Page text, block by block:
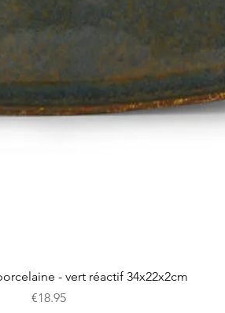
Quick View- vert réactif 34x22x2cm
Price
€18.95